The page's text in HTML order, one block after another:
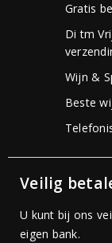
Gratis
Di tm
Wijn &
Beste
Veilig
U kunt bij ons
eigen bank.